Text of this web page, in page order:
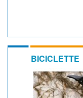
BICICLETTE